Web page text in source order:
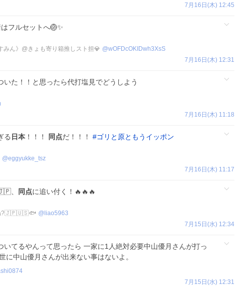
7月16日(木) 12:45
フルセットへ🏐✨
みん》@きょも寄り箱推しスト担💎 @wOFDcOKIDwh3XsS
7月16日(木) 12:31
いた！！と思ったら代打塩見でどうしよう
7月16日(木) 11:18
る 日本 ！！！ 同点だ！！！ #ゴリと原ともうイッポン
@eggyukke_tsz
7月16日(木) 11:17
、 同点に追い付く！🔥🔥🔥
?🇯🇵🇺🇸🐟 @ liao5963
7月15日(水) 12:34
いてるやんって思ったら 一家に1人絶対必要中山優月さんが打っ
に中山優月さんが出来ない事はないよ。
7月15日(水) 12:31